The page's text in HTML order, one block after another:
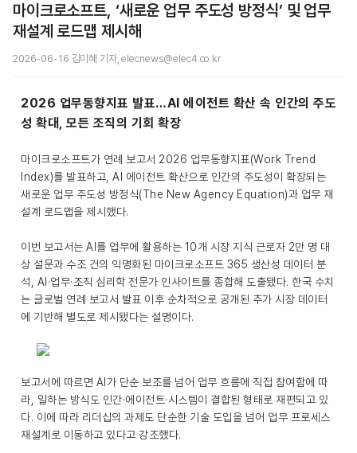
마이크로소프트, ‘새로운 업무 주도성 방정식’ 및 업무
재설계 로드맵 제시해
2026-06-16 김미혜 기자, elecnews@elec4.co.kr
2026 업무동향지표 발표…AI 에이전트 확산 속 인간의 주도
성 확대, 모든 조직의 기회 확장
마이크로소프트가 연례 보고서 2026 업무동향지표(Work Trend
Index)를 발표하고, AI 에이전트 확산으로 인간의 주도성이 확장되는
새로운 업무 주도성 방정식(The New Agency Equation)과 업무 재
설계 로드맵을 제시했다.
이번 보고서는 AI를 업무에 활용하는 10개 시장 지식 근로자 2만 명 대
상 설문과 수조 건의 익명화된 마이크로소프트 365 생산성 데이터 분
석, AI·업무·조직 심리학 전문가 인사이트를 종합해 도출됐다. 한국 수치
는 글로벌 연례 보고서 발표 이후 순차적으로 공개된 추가 시장 데이터
에 기반해 별도로 제시됐다는 설명이다.
보고서에 따르면 AI가 단순 보조를 넘어 업무 흐름에 직접 참여함에 따
라, 일하는 방식도 인간·에이전트·시스템이 결합된 형태로 재편되고 있
다. 이에 따라 리더십의 과제도 단순한 기술 도입을 넘어 업무 프로세스
재설계로 이동하고 있다고 강조했다.